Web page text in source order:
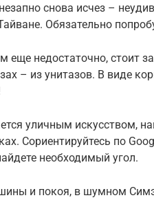
снова исчез –
Обязательно
еще недостаточно, стоит
– из унитазов. В виде
уличным искусством,
Сориентируйтесь по
необходимый угол.
и покоя, в шумном